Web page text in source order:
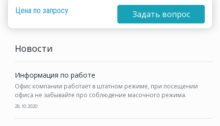
Цена по запросу Задать вопрос
Новости
Информация по работе
Офис компании работает в штатном режиме, при посещении
офиса не забывайте про соблюдение масочного режима.
28.10.2020